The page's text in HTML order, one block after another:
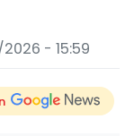
- 15:59